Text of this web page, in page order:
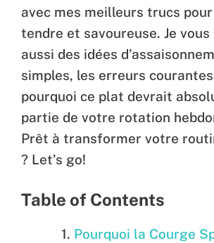
avec mes meilleurs trucs pour
tendre et savoureuse. Je
aussi des idées
simples, les erreurs
pourquoi ce plat devrait
partie de votre rotation
Prêt à transformer votre
? Let’s go!
Table of Contents
Pourquoi la Courge